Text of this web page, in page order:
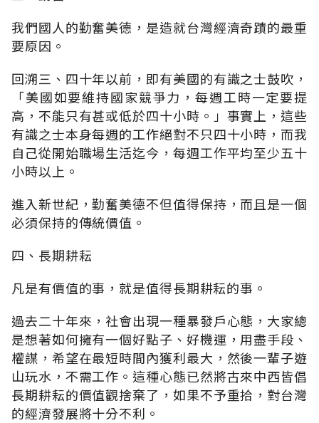
我們國人的勤奮美德，是造就台灣經濟奇蹟的最重
要原因。
回溯三、四十年以前，即有美國的有識之士鼓吹，
「美國如要維持國家競爭力，每週工時一定要提
高，不能只有甚或低於四十小時。」事實上，這些
有識之士本身每週的工作絕對不只四十小時，而我
自己從開始職場生活迄今，每週工作平均至少五十
小時以上。
進入新世紀，勤奮美德不但值得保持，而且是一個
必須保持的傳統價值。
四、長期耕耘
凡是有價值的事，就是值得長期耕耘的事。
過去二十年來，社會出現一種暴發戶心態，大家總
是想著如何擁有一個好點子、好機運，用盡手段、
權謀，希望在最短時間內獲利最大，然後一輩子遊
山玩水，不需工作。這種心態已然將古來中西皆倡
長期耕耘的價值觀捨棄了，如果不予重拾，對台灣
的經濟發展將十分不利。